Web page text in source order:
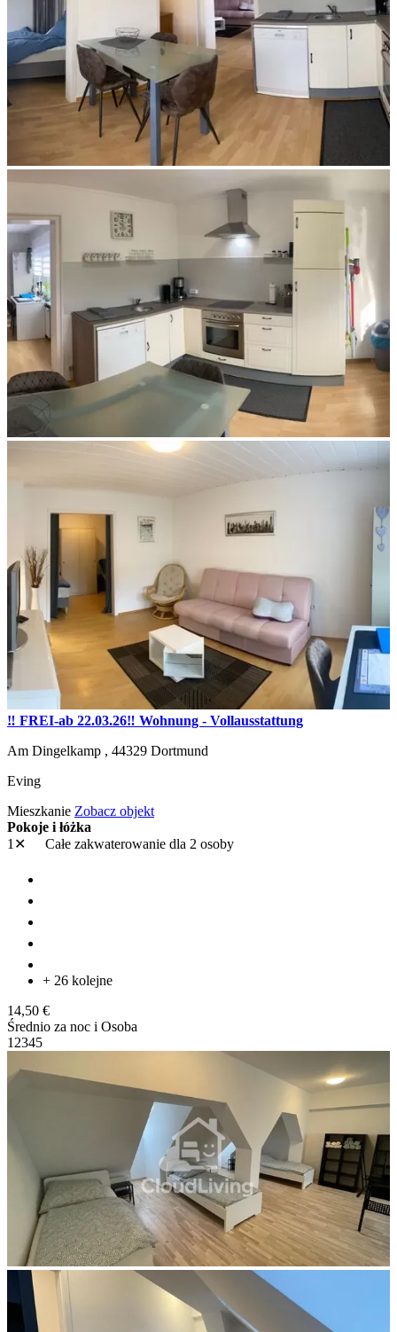
‼️ FREI-ab 22.03.26‼️ Wohnung - Vollausstattung
Am Dingelkamp , 44329 Dortmund
Eving
Mieszkanie Zobacz objekt
Pokoje i łóżka
1✕
Całe zakwaterowanie dla 2 osoby
+ 26 kolejne
14,50 €
Średnio za noc i Osoba
1 2345